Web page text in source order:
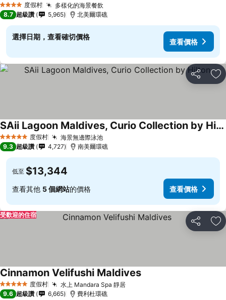
4 星級 度假村 多樣化的海景餐飲
8.7 超級讚 5,965 北美爾環礁
選擇日期，查看確切價格
查看價格
分享 加
5 星級 度假村 海景無邊際泳池
SAii Lagoon Maldives, Curio Collection by Hilton
9.3 超級讚 4,727 南美爾環礁
低至 $13,344
查看其他 5 個網站的價格 查看價格
分享 加
受歡迎的住宿
5 星級 度假村 水上 Mandara Spa 靜居
Cinnamon Velifushi Maldives
9.6 超級讚 6,665 費利杜環礁